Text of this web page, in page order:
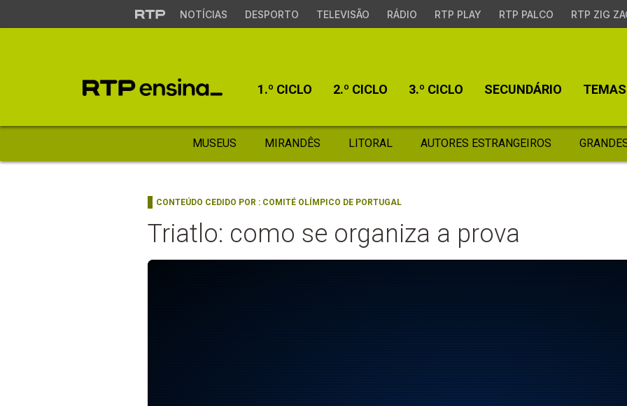
NOTÍCIAS DESPORTO TELEVISÃO RÁDIO RTP PLAY RTP PALCO RTP ZIG
1.º CICLO 2.º CICLO 3.º CICLO SECUNDÁRIO TEMAS
MUSEUS MIRANDÊS LITORAL AUTORES ESTRANGEIROS
CONTEÚDO CEDIDO POR : COMITÉ OLÍMPICO DE PORTUGAL
Triatlo: como se organiza a prova